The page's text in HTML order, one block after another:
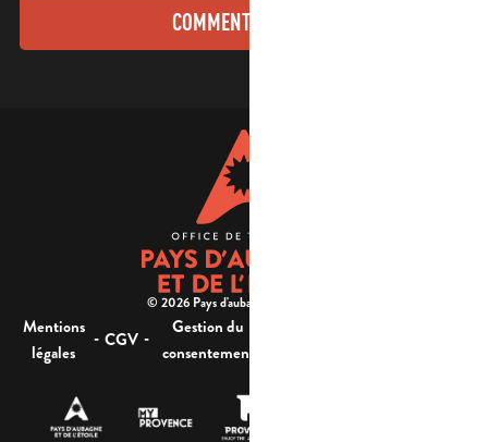
COMMENT VENIR ?
© 2026 Pays d'aubagne et de l'étoile -
Mentions
légales
- CGV -
Gestion du
consentement